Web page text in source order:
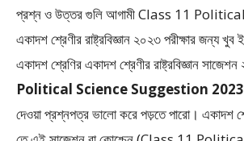
প্রশ্ন ও উত্তর গুলি আগামী Class 11
একাদশ শ্রেণীর রাষ্ট্রবিজ্ঞান ২০২৩ পরীক্ষার জন্য খুব
একাদশ শ্রেণির একাদশ শ্রেণীর রাষ্ট্রবিজ্ঞান
Political Science Suggestion 2023
দেওয়া প্রশ্নপত্র ভালো করে পড়তে পারো। একাদশ